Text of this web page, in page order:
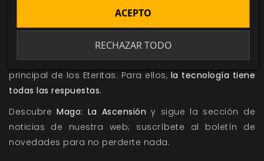
Esta Tradición ha alcanzado su cénit en el siglo XXI,
donde se desarrollaMago: La Ascensión 20.ª
. La ciencia, y más concretamente, las
tecnologías físicas y energéticas son el foco
principal de los Eteritas. Para ellos, la tecnología tiene
todas las respuestas.
DescubreMago: La Ascensión y sigue la sección de
noticias de nuestra web; suscríbete al boletín de
novedades para no perderte nada.
RECHAZAR TODO
ACEPTO